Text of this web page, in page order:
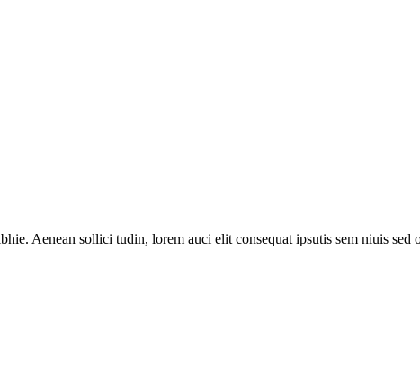
Aenean sollici tudin, lorem auci elit consequat ipsutis sem niuis sed